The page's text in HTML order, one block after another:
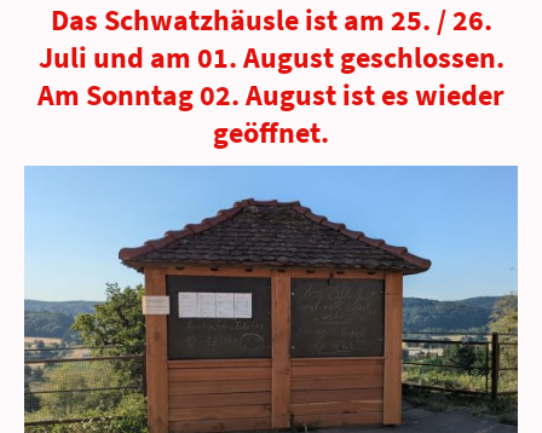
Das Schwatzhäusle ist am 25. / 26.
Juli und am 01. August geschlossen.
Am Sonntag 02. August ist es wieder
geöffnet.